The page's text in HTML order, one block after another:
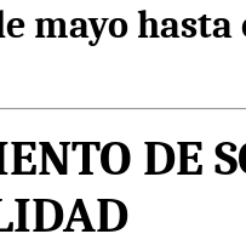
mayo
DE